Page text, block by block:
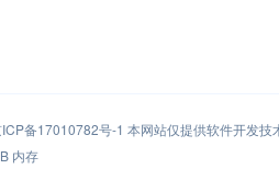
备17010782号-1 本网站仅提供软件开发技
内存